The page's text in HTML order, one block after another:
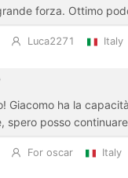
forza. Ottimo
Luca2271 Italy
Giacomo ha la
spero posso continuare
For oscar Italy